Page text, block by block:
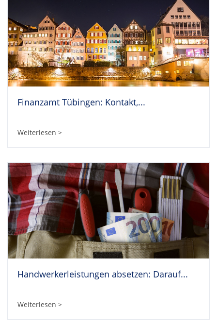
Finanzamt Tübingen: Kontakt,...
Weiterlesen >
Handwerkerleistungen absetzen: Darauf...
Weiterlesen >